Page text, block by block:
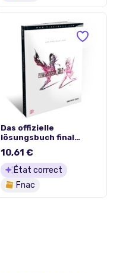
Das offizielle
lösungsbuch final
10,61 €
État correct
Fnac